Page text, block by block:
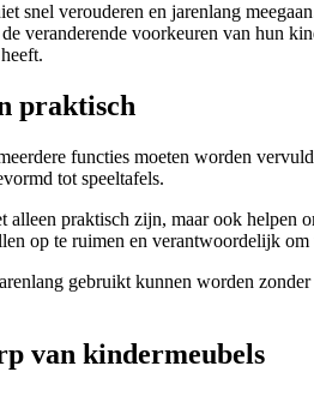
snel verouderen en jarenlang
veranderende voorkeuren van hun
praktisch
functies moeten worden
tot speeltafels.
praktisch zijn, maar ook
op te ruimen en verantwoordelijk
gebruikt kunnen worden
van kindermeubels